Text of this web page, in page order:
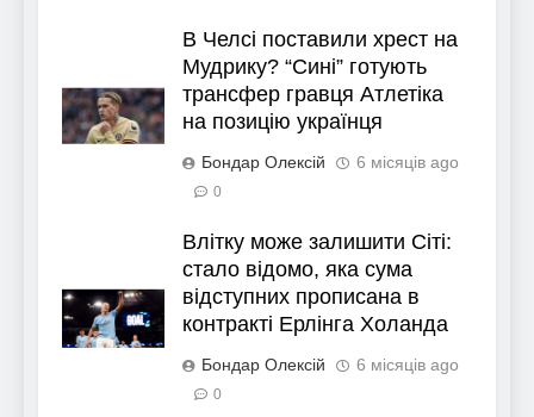
В Челсі поставили хрест на
Мудрику? “Сині” готують
трансфер гравця Атлетіка
на позицію українця
Бондар Олексій 6 місяців ago
0
Влітку може залишити Сіті:
стало відомо, яка сума
відступних прописана в
контракті Ерлінга Холанда
Бондар Олексій 6 місяців ago
0